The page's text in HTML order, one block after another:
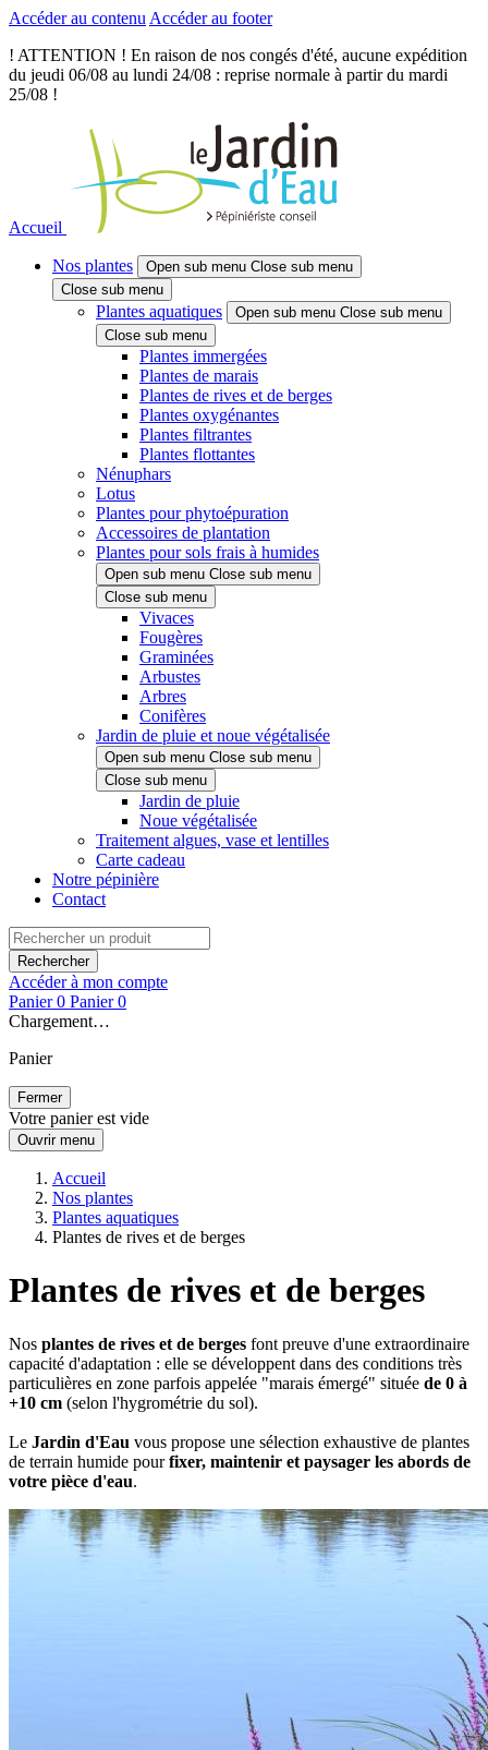
Accéder au contenu Accéder au footer
! ATTENTION ! En raison de nos congés d'été, aucune expédition
du jeudi 06/08 au lundi 24/08 : reprise normale à partir du mardi
25/08 !
Accueil
Nos plantes Open sub menu Close sub menu
Close sub menu
Plantes aquatiques Open sub menu Close sub menu
Close sub menu
Plantes immergées
Plantes de marais
Plantes de rives et de berges
Plantes oxygénantes
Plantes filtrantes
Plantes flottantes
Nénuphars
Lotus
Plantes pour phytoépuration
Accessoires de plantation
Plantes pour sols frais à humides
Open sub menu Close sub menu
Close sub menu
Vivaces
Fougères
Graminées
Arbustes
Arbres
Conifères
Jardin de pluie et noue végétalisée
Open sub menu Close sub menu
Close sub menu
Jardin de pluie
Noue végétalisée
Traitement algues, vase et lentilles
Carte cadeau
Notre pépinière
Contact
Rechercher
Accéder à mon compte
Panier 0 Panier 0
Chargement…
Panier
Fermer
Votre panier est vide
Ouvrir menu
Accueil
Nos plantes
Plantes aquatiques
Plantes de rives et de berges
Plantes de rives et de berges
Nos plantes de rives et de berges font preuve d'une extraordinaire
capacité d'adaptation : elle se développent dans des conditions très
particulières en zone parfois appelée "marais émergé" située de 0 à
+10 cm (selon l'hygrométrie du sol).
Le Jardin d'Eau vous propose une sélection exhaustive de plantes
de terrain humide pourfixer, maintenir et paysager les abords de
votre pièce d'eau.